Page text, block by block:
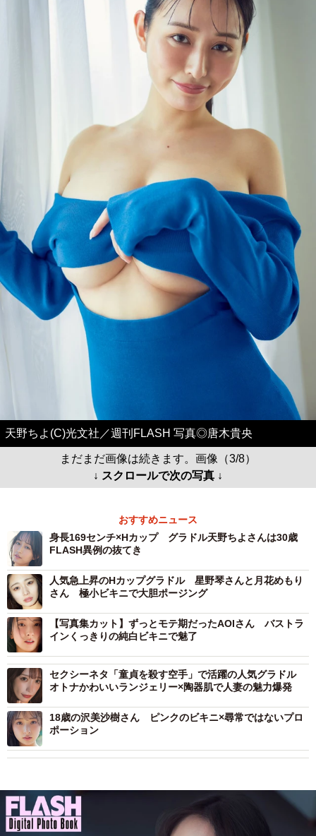
天野ちよ(C)光文社／週刊FLASH 写真◎唐木貴央
まだまだ画像は続きます。画像（3/8）
↓ スクロールで次の写真 ↓
おすすめニュース
身長169センチ×Hカップ グラドル天野ちよさんは30歳
FLASH異例の抜てき
人気急上昇のHカップグラドル 星野琴さんと月花めもり
さん 極小ビキニで大胆ポージング
【写真集カット】ずっとモテ期だったAOIさん バストラ
インくっきりの純白ビキニで魅了
セクシーネタ「童貞を殺す空手」で活躍の人気グラドル
オトナかわいいランジェリー×陶器肌で人妻の魅力爆発
18歳の沢美沙樹さん ピンクのビキニ×尋常ではないプロ
ポーション